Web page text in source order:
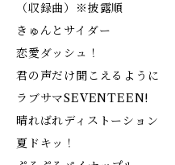
（収録曲）※披露順
きゅんとサイダー
恋愛ダッシュ！
君の声だけ聞こえるように
ラブサマSEVENTEEN!
晴ればれディストーション
夏ドキッ！